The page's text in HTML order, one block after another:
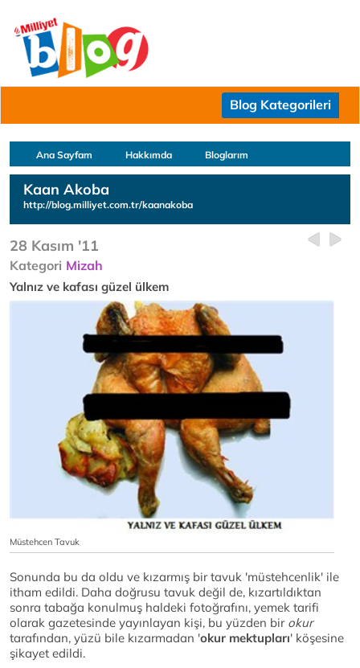
Blog Kategorileri
Ana Sayfam Hakkımda Bloglarım
Kaan Akoba
http://blog.milliyet.com.tr/kaanakoba
28 Kasım '11
Kategori Mizah
Yalnız ve kafası güzel ülkem
Müstehcen Tavuk
Sonunda bu da oldu ve kızarmış bir tavuk 'müstehcenlik' ile
itham edildi. Daha doğrusu tavuk değil de, kızartıldıktan
sonra tabağa konulmuş haldeki fotoğrafını, yemek tarifi
olarak gazetesinde yayınlayan kişi, bu yüzden bir okur
tarafından, yüzü bile kızarmadan 'okur mektupları' köşesine
şikayet edildi.